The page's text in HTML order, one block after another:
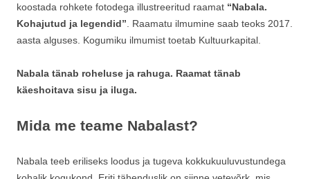
koostada rohkete fotodega illustreeritud raamat “Nabala.
Kohajutud ja legendid” . Raamatu ilmumine saab teoks 2017.
aasta alguses. Kogumiku ilmumist toetab Kultuurkapital.
Nabala tänab roheluse ja rahuga. Raamat tänab
käeshoitava sisu ja iluga.
Mida me teame Nabalast?
Nabala teeb eriliseks loodus ja tugeva kokkukuuluvustundega